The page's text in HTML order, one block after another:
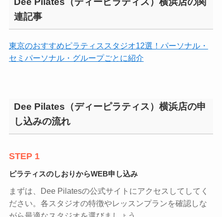
連記事
東京のおすすめピラティススタジオ12選！パーソナル・
セミパーソナル・グループごとに紹介
Dee Pilates（ディーピラティス）横浜店の申
し込みの流れ
STEP 1
ピラティスのしおりからWEB申し込み
まずは、Dee Pilatesの公式サイトにアクセスしてしてく
ださい。各スタジオの特徴やレッスンプランを確認しな